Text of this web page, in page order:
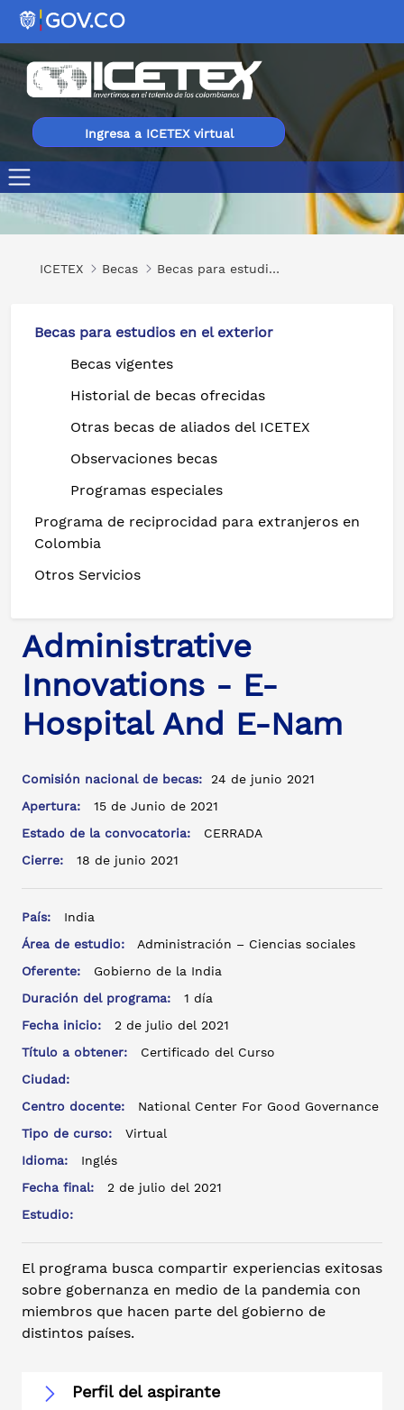
Ingresa a ICETEX virtual
Administrative Innovations - E-Hospital And E-Nam
ICETEX Becas Becas para estudios en el exterior
Becas para estudios en el exterior
Becas vigentes
Historial de becas ofrecidas
Otras becas de aliados del ICETEX
Observaciones becas
Programas especiales
Programa de reciprocidad para extranjeros en
Colombia
Otros Servicios
Administrative
Innovations - E-
Hospital And E-Nam
Comisión nacional de becas: 24 de junio 2021
Apertura:
15 de Junio de 2021
Estado de la convocatoria:
CERRADA
Cierre:
18 de junio 2021
País:
India
Área de estudio:
Administración – Ciencias sociales
Oferente:
Gobierno de la India
Duración del programa:
1 día
Fecha inicio:
2 de julio del 2021
Título a obtener:
Certificado del Curso
Ciudad:
Centro docente:
National Center For Good Governance
Tipo de curso:
Virtual
Idioma:
Inglés
Fecha final:
2 de julio del 2021
Estudio:
El programa busca compartir experiencias exitosas
sobre gobernanza en medio de la pandemia con
miembros que hacen parte del gobierno de
distintos países.
Perfil del aspirante